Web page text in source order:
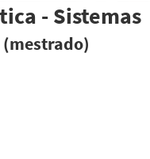
- Sistemas
(mestrado)